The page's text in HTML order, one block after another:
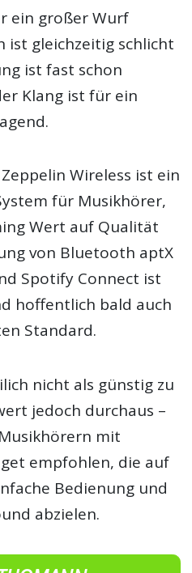
ein großer Wurf
ist gleichzeitig schlicht
ist fast schon
Klang ist für ein
Wireless ist ein
für Musikhörer,
Wert auf Qualität
von Bluetooth aptX
Spotify Connect ist
hoffentlich bald auch
Standard.
nicht als günstig zu
jedoch durchaus –
mit
empfohlen, die auf
Bedienung und
abzielen.